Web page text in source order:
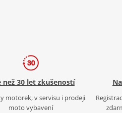
než 30 let zkušeností
motorek, v servisu i prodeji
moto vybavení